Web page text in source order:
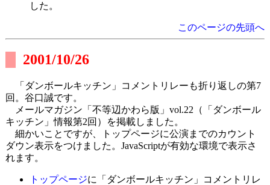
した。
このページの先頭へ
2001/10/26
「ダンボールキッチン」コメントリレーも折り返しの第7
回。谷口誠です。
メールマガジン「不等辺かわら版」vol.22（「ダンボール
キッチン」情報第2回）を掲載しました。
細かいことですが、トップページに公演までのカウント
ダウン表示をつけました。JavaScriptが有効な環境で表示さ
れます。
トップページに「ダンボールキッチン」コメントリレ